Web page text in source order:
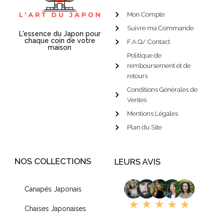
L'essence du Japon pour
chaque coin de votre
maison
Mon Compte
Suivre ma Commande
F.A.Q/ Contact
Politique de
remboursement et de
retours
Conditions Générales de
Ventes
Mentions Légales
Plan du Site
NOS COLLECTIONS
Canapés Japonais
Chaises Japonaises
LEURS AVIS